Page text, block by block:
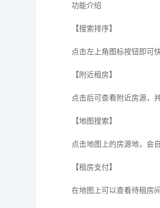
功能介绍
【搜索排序】
点击左上角图标按钮即可
【附近租房】
点击后可查看附近房源，
【地图搜索】
点击地图上的房源地，会
【租房支付】
在地图上可以查看待租房